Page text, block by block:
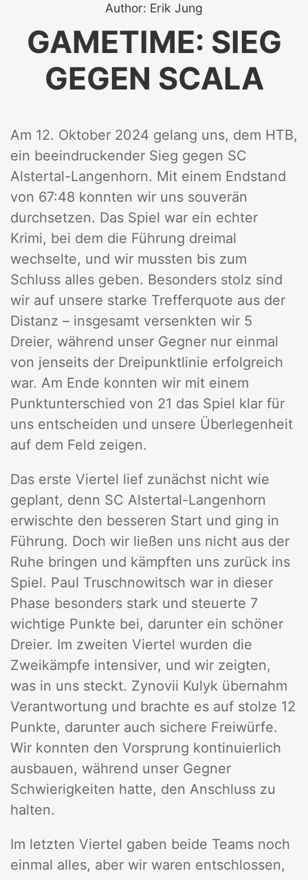
Author: Erik Jung
GAMETIME: SIEG
GEGEN SCALA
Am 12. Oktober 2024 gelang uns, dem HTB,
ein beeindruckender Sieg gegen SC
Alstertal-Langenhorn. Mit einem Endstand
von 67:48 konnten wir uns souverän
durchsetzen. Das Spiel war ein echter
Krimi, bei dem die Führung dreimal
wechselte, und wir mussten bis zum
Schluss alles geben. Besonders stolz sind
wir auf unsere starke Trefferquote aus der
Distanz – insgesamt versenkten wir 5
Dreier, während unser Gegner nur einmal
von jenseits der Dreipunktlinie erfolgreich
war. Am Ende konnten wir mit einem
Punktunterschied von 21 das Spiel klar für
uns entscheiden und unsere Überlegenheit
auf dem Feld zeigen.
Das erste Viertel lief zunächst nicht wie
geplant, denn SC Alstertal-Langenhorn
erwischte den besseren Start und ging in
Führung. Doch wir ließen uns nicht aus der
Ruhe bringen und kämpften uns zurück ins
Spiel. Paul Truschnowitsch war in dieser
Phase besonders stark und steuerte 7
wichtige Punkte bei, darunter ein schöner
Dreier. Im zweiten Viertel wurden die
Zweikämpfe intensiver, und wir zeigten,
was in uns steckt. Zynovii Kulyk übernahm
Verantwortung und brachte es auf stolze 12
Punkte, darunter auch sichere Freiwürfe.
Wir konnten den Vorsprung kontinuierlich
ausbauen, während unser Gegner
Schwierigkeiten hatte, den Anschluss zu
halten.
Im letzten Viertel gaben beide Teams noch
einmal alles, aber wir waren entschlossen,